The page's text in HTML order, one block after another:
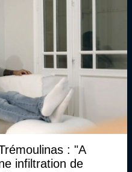
: "A
infiltration de